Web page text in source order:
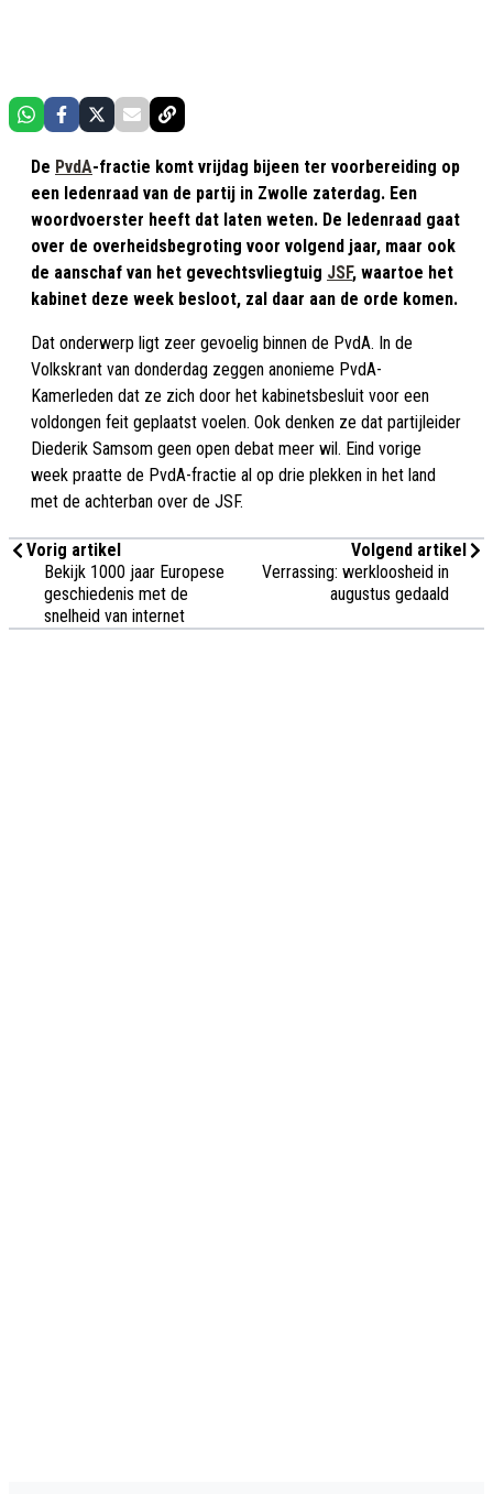
De PvdA-fractie komt vrijdag bijeen ter voorbereiding op
een ledenraad van de partij in Zwolle zaterdag. Een
woordvoerster heeft dat laten weten. De ledenraad gaat
over de overheidsbegroting voor volgend jaar, maar ook
de aanschaf van het gevechtsvliegtuig JSF, waartoe het
kabinet deze week besloot, zal daar aan de orde komen.
Dat onderwerp ligt zeer gevoelig binnen de PvdA. In de
Volkskrant van donderdag zeggen anonieme PvdA-
Kamerleden dat ze zich door het kabinetsbesluit voor een
voldongen feit geplaatst voelen. Ook denken ze dat partijleider
Diederik Samsom geen open debat meer wil. Eind vorige
week praatte de PvdA-fractie al op drie plekken in het land
met de achterban over de JSF.
Vorig artikel
Bekijk 1000 jaar Europese
geschiedenis met de
snelheid van internet
Volgend artikel
Verrassing: werkloosheid in
augustus gedaald